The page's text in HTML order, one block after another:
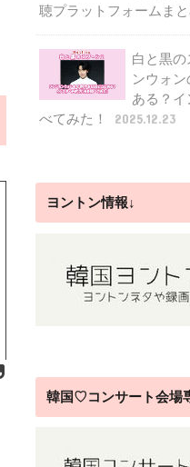
聴プラットフォームまと
白と黒の
ンウォ
ある？イ
べてみた！
2025.12.23
ヨントン情報↓
韓国♡コンサート会場